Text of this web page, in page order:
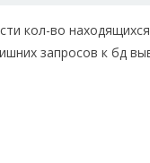
кол-во
запросов к бд